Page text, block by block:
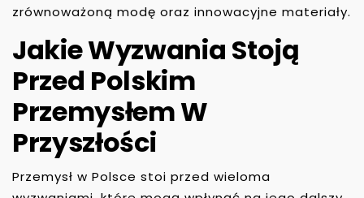
zrównoważoną modę oraz innowacyjne materiały.
Jakie Wyzwania Stoją
Przed Polskim
Przemysłem W
Przyszłości
Przemysł w Polsce stoi przed wieloma